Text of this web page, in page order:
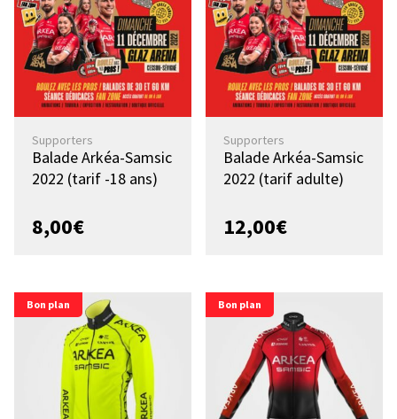
Supporters
Balade Arkéa-Samsic
2022 (tarif -18 ans)
8,00€
Supporters
Balade Arkéa-Samsic
2022 (tarif adulte)
12,00€
Bon plan Bon plan